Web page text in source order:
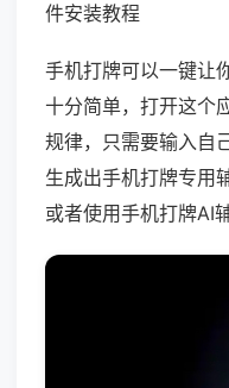
件安装教程
手机打牌可以一键让
十分简单，打开这个
规律，只需要输入自
生成出手机打牌专用
或者使用手机打牌AI